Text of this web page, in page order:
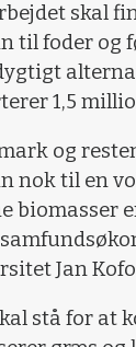
skal
til foder og
1,5
og
nok til en
biomasser
Jan
stå for at